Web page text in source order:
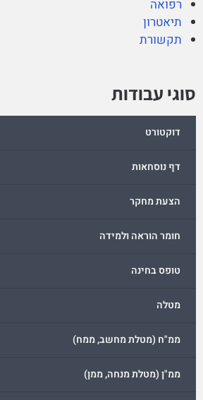
רפואה
תיאטרון
תקשורת
סוגי עבודות
דוקטורט
דף נוסחאות
הצעת מחקר
חומר הוראה ולמידה
טופס בחינה
מטלה
ממ"ח (מטלת מחשב, ממח)
ממ"ן (מטלת מנחה, ממן)